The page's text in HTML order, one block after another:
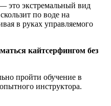
это экстремальный вид
по воде на
в руках управляемого
кайтсерфингом без
пройти обучение в
инструктора.